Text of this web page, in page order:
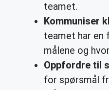
teamet.
Kommuniser
teamet har en
målene og
Oppfordre til
for spørsmål